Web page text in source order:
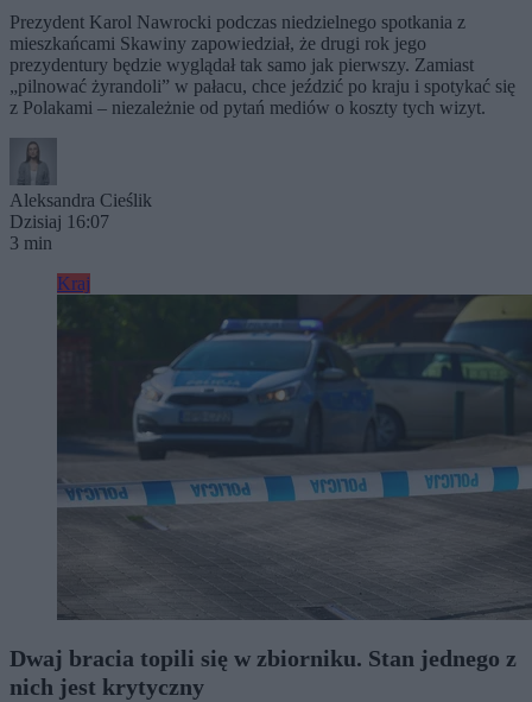
Prezydent Karol Nawrocki podczas niedzielnego spotkania z
mieszkańcami Skawiny zapowiedział, że drugi rok jego
prezydentury będzie wyglądał tak samo jak pierwszy. Zamiast
„pilnować żyrandoli” w pałacu, chce jeździć po kraju i spotykać się
z Polakami – niezależnie od pytań mediów o koszty tych wizyt.
Aleksandra Cieślik
Dzisiaj 16:07
3 min
Kraj
Dwaj bracia topili się w zbiorniku. Stan jednego z
nich jest krytyczny